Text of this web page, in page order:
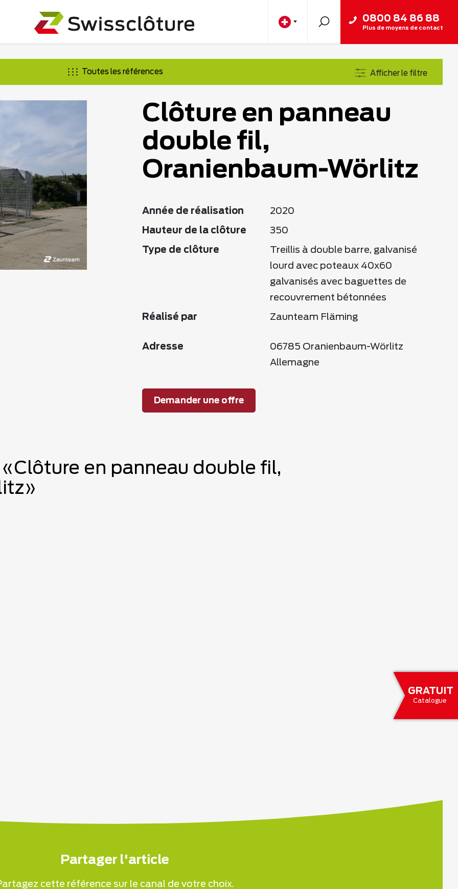
GRATUIT
Catalogue
0800 84 86 88
Plus de moyens de contact
Toutes les références Afficher le filtre
Clôture en panneau
double fil,
Oranienbaum-Wörlitz
Année de réalisation 2020
Hauteur de la clôture 350
Type de clôture
Treillis à double barre, galvanisé
lourd avec poteaux 40x60
galvanisés avec baguettes de
recouvrement bétonnées
Réalisé par Zaunteam Fläming
Adresse
06785 Oranienbaum-Wörlitz
Allemagne
Demander une offre
en panneau double fil,
Partager l'article
cette référence sur le canal de votre choix.